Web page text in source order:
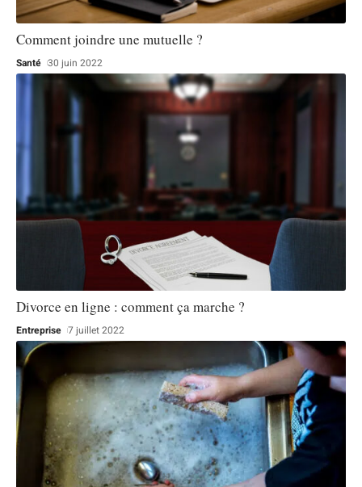
Comment joindre une mutuelle ?
Santé 30 juin 2022
Divorce en ligne : comment ça marche ?
Entreprise 7 juillet 2022